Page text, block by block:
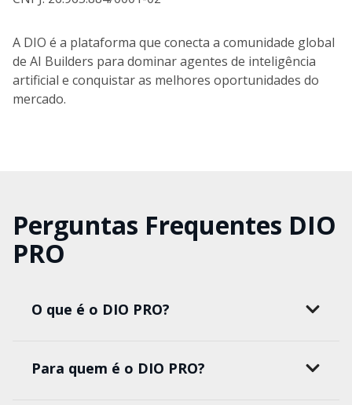
A DIO é a plataforma que conecta a comunidade global
de AI Builders para dominar agentes de inteligência
artificial e conquistar as melhores oportunidades do
mercado.
Perguntas Frequentes DIO
PRO
O que é o DIO PRO?
Para quem é o DIO PRO?